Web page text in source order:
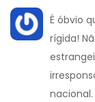
É óbvio
rígida!
nacional.